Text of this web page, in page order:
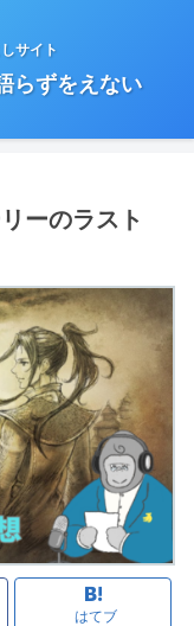
サイト
らずをえない
ーのラスト
はてブ